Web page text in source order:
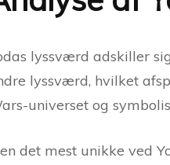
lyssværd adskiller
lyssværd, hvilket
universet og
det mest unikke ved